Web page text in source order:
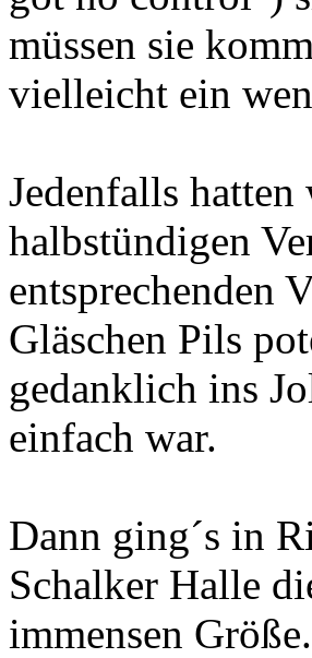
müssen sie
vielleicht ein
Jedenfalls
halbstündigen
entsprechenden
Gläschen Pils
gedanklich ins
einfach war.
Dann ging´s in
Schalker Halle
immensen